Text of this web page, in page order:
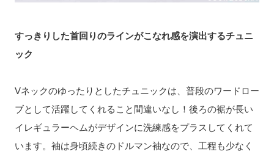
すっきりした首回りのラインがこなれ感を演出するチュニ
ック
Vネックのゆったりとしたチュニックは、普段のワードロー
ブとして活躍してくれること間違いなし！後ろの裾が長い
イレギュラーヘムがデザインに洗練感をプラスしてくれて
います。袖は身頃続きのドルマン袖なので、工程も少なく